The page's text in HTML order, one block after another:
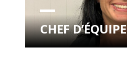
CHEF D’ÉQUIPE